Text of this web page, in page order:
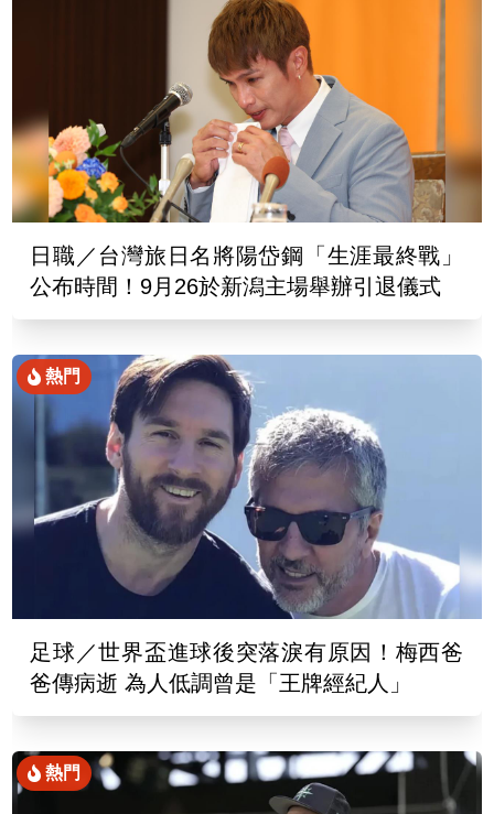
日職／台灣旅日名將陽岱鋼「生涯最終戰」
公布時間！9月26於新潟主場舉辦引退儀式
熱門
足球／世界盃進球後突落淚有原因！梅西爸
爸傳病逝 為人低調曾是「王牌經紀人」
熱門